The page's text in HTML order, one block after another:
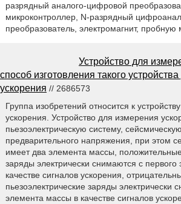
разрядный аналого-цифровой
микроконтроллер, N-разрядный
преобразователь, электромагнит, пробную
Устройство для
способ изготовления такого
ускорения // 2686573
Группа изобретений относится к
ускорения. Устройство для измерения
пьезоэлектрическую систему,
предварительного напряжения, при этом
имеет два элемента массы,
заряды электрически снимаются с
качестве сигналов ускорения,
пьезоэлектрические заряды электрически
элемента массы в качестве сигналов